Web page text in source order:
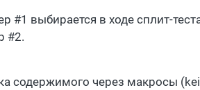
#1 выбирается в ходе сплит-
#2.
содержимого через макросы